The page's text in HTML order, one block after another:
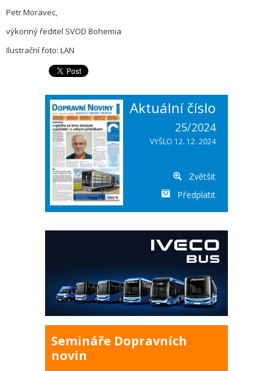
Petr Moravec,
výkonný ředitel SVOD Bohemia
Ilustrační foto: LAN
Aktuální číslo
25/2024
VYŠLO 12. 12. 2024
Zvětšit
Předplatit
Semináře Dopravních
novin